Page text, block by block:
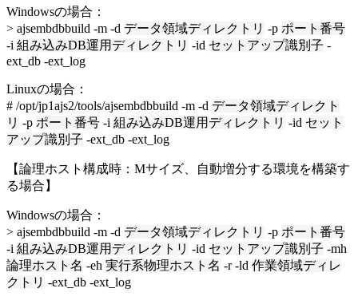
Windowsの場合：
> ajsembdbbuild -m -d データ領域ディレクトリ -p ポート番号
-i 組み込みDB運用ディレクトリ -id セットアップ識別子 -
ext_db -ext_log
Linuxの場合：
# /opt/jp1ajs2/tools/ajsembdbbuild -m -d データ領域ディレクト
リ -p ポート番号 -i 組み込みDB運用ディレクトリ -id セット
アップ識別子 -ext_db -ext_log
【論理ホスト構成時：Mサイズ、自動増分する環境を構築す
る場合】
Windowsの場合：
> ajsembdbbuild -m -d データ領域ディレクトリ -p ポート番号
-i 組み込みDB運用ディレクトリ -id セットアップ識別子 -mh
論理ホスト名 -eh 実行系物理ホスト名 -r -ld 作業領域ディレ
クトリ -ext_db -ext_log